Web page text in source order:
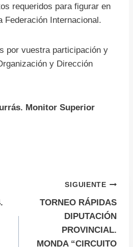
requeridos para figurar en
Federación Internacional.
por vuestra participación y
y Dirección
Monitor Superior
SIGUIENTE
TORNEO RÁPIDAS
DIPUTACIÓN
PROVINCIAL.
MONDA “CIRCUITO